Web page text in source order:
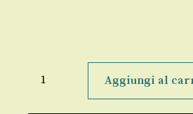
Agostino,
Aggiungi al